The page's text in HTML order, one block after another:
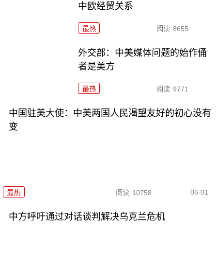
中欧经贸关系
最热 阅读 8655
外交部：中美媒体问题的始作俑
者是美方
最热 阅读 9771
中国驻美大使：中美两国人民渴望友好的初心没有
变
最热 阅读 10758 06-01
中方呼吁通过对话谈判解决乌克兰危机